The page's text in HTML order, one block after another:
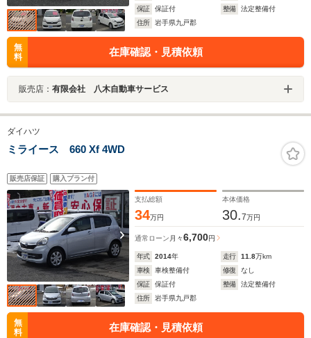
保証
保証付 整備
法定整備付
住所
岩手県九戸郡
無
料
在庫確認・見積依頼
販売店： 有限会社 八木自動車サービス
ダイハツ
ミライース 660 Xf 4WD
販売店保証 購入プラン付
支払総額
34万円
本体価格
30.7万円
通常ローン 月々6,700円
年式 2014年 走行 11.8万km
車検
車検整備付 修復
なし
保証
保証付 整備
法定整備付
住所
岩手県九戸郡
無
料
在庫確認・見積依頼